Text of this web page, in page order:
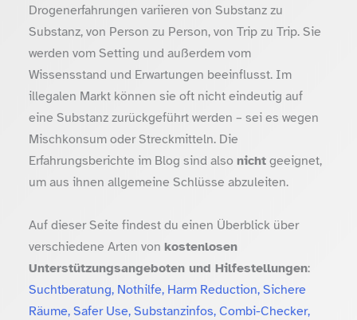
Drogenerfahrungen variieren von Substanz zu
Substanz, von Person zu Person, von Trip zu Trip. Sie
werden vom Setting und außerdem vom
Wissensstand und Erwartungen beeinflusst. Im
illegalen Markt können sie oft nicht eindeutig auf
eine Substanz zurückgeführt werden – sei es wegen
Mischkonsum oder Streckmitteln. Die
Erfahrungsberichte im Blog sind also nichtgeeignet,
um aus ihnen allgemeine Schlüsse abzuleiten.
Auf dieser Seite findest du einen Überblick über
verschiedene Arten von kostenlosen
Unterstützungsangeboten und Hilfestellungen:
Suchtberatung, Nothilfe, Harm Reduction, Sichere
Räume, Safer Use, Substanzinfos, Combi-Checker,